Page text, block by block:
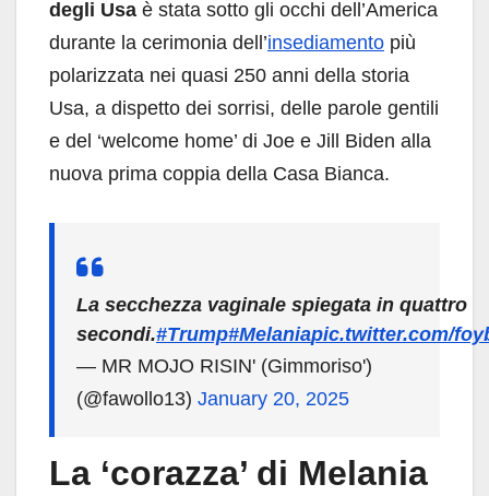
degli Usa è stata sotto gli occhi dell’America
durante la cerimonia dell’insediamento più
polarizzata nei quasi 250 anni della storia
Usa, a dispetto dei sorrisi, delle parole gentili
e del ‘welcome home’ di Joe e Jill Biden alla
nuova prima coppia della Casa Bianca.
La secchezza vaginale spiegata in quattro
secondi.#Trump#Melaniapic.twitter.com/
— MR MOJO RISIN' (Gimmoriso')
(@fawollo13) January 20, 2025
La ‘corazza’ di Melania